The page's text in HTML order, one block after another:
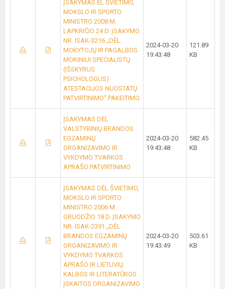
ĮSAKYMAS ĖL ŠVIETIMO,
MOKSLO IR SPORTO
MINISTRO 2008 M.
LAPKRIČIO 24 D. ĮSAKYMO
NR. ISAK-3216 „DĖL
MOKYTOJŲ IR PAGALBOS
MOKINIUI SPECIALISTŲ
(IŠSKYRUS
PSICHOLOGUS)
ATESTACIJOS NUOSTATŲ
PATVIRTINIMO“ PAKEITIMO.
2024-03-20
19:43:48
121.89
KB
ĮSAKYMAS DĖL
VALSTYBINIŲ BRANDOS
EGZAMINŲ
ORGANIZAVIMO IR
VYKDYMO TVARKOS
APRAŠO PATVIRTINIMO
2024-03-20
19:43:48
582.45
KB
ĮSAKYMAS DĖL ŠVIETIMO,
MOKSLO IR SPORTO
MINISTRO 2006 M.
GRUODŽIO 18 D. ĮSAKYMO
NR. ISAK-2391 „DĖL
BRANDOS EGZAMINŲ
ORGANIZAVIMO IR
VYKDYMO TVARKOS
APRAŠO IR LIETUVIŲ
KALBOS IR LITERATŪROS
ĮSKAITOS ORGANIZAVIMO
2024-03-20
19:43:49
503.61
KB